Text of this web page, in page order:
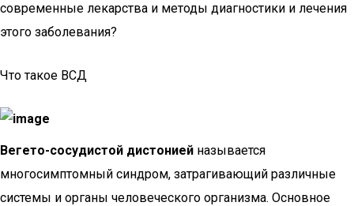
современные лекарства и методы диагностики и лечения
этого заболевания?
Что такое ВСД
Вегето-сосудистой дистонией называется
многосимптомный синдром, затрагивающий различные
системы и органы человеческого организма. Основное